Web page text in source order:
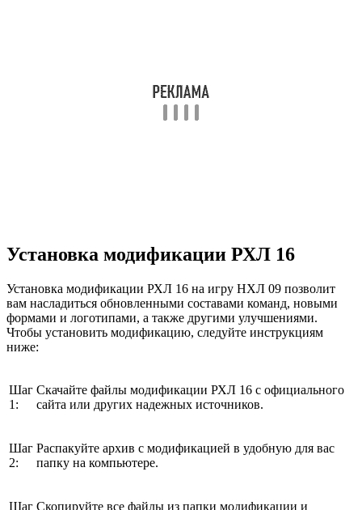
Установка модификации РХЛ 16
Установка модификации РХЛ 16 на игру НХЛ 09 позволит
вам насладиться обновленными составами команд, новыми
формами и логотипами, а также другими улучшениями.
Чтобы установить модификацию, следуйте инструкциям
ниже:
Шаг
1:
Скачайте файлы модификации РХЛ 16 с официального
сайта или других надежных источников.
Шаг
2:
Распакуйте архив с модификацией в удобную для вас
папку на компьютере.
Шаг Скопируйте все файлы из папки модификации и